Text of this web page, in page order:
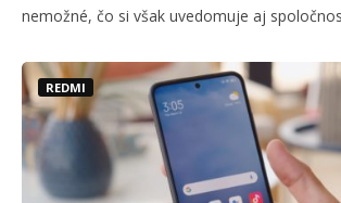
nemožné, čo si však uvedomuje aj
REDMI